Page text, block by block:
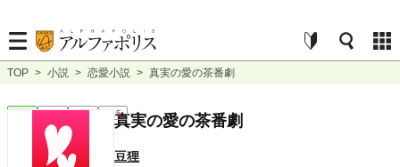
TOP > 小説 > 恋愛小説 > 真実の愛の茶番劇
完結 短編 R15真実の愛の茶番劇
豆狸